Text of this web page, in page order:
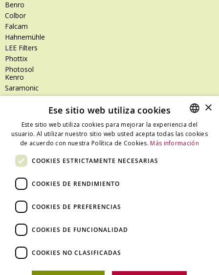
Benro
Colbor
Falcam
Hahnemühle
LEE Filters
Phottix
Photosol
Kenro
Saramonic
Shimoda
SanDisk Professional
Tenba
Zeiss
Dónde estamos
C/ Ali Bei, 67 – 08013 Barcelona - España
T. +34 93 245 27 23
info@fototecnica.com
Horario:
De lunes a viernes de 9.00h a 14.00h y de 15.00h a 18.00h.
SPANISH
×
Ese sitio web utiliza cookies
Este sitio web utiliza cookies para mejorar la experiencia del
usuario. Al utilizar nuestro sitio web usted acepta todas las cookies
de acuerdo con nuestra Política de Cookies. Más información
COOKIES ESTRICTAMENTE NECESARIAS
COOKIES DE RENDIMIENTO
COOKIES DE PREFERENCIAS
COOKIES DE FUNCIONALIDAD
COOKIES NO CLASIFICADAS